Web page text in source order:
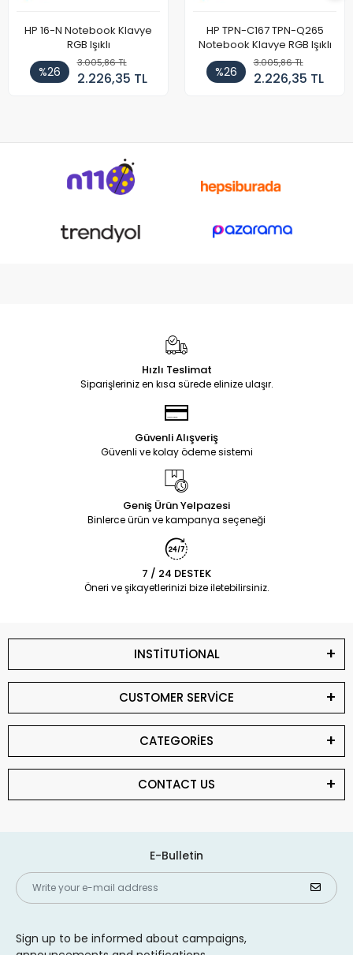
HP 16-N Notebook Klavye
RGB Işıklı
%26
3.005,86 TL
2.226,35 TL
HP TPN-C167 TPN-Q265
Notebook Klavye RGB Işıklı
%26
3.005,86 TL
2.226,35 TL
Hızlı Teslimat
Siparişleriniz en kısa sürede elinize ulaşır.
Güvenli Alışveriş
Güvenli ve kolay ödeme sistemi
Geniş Ürün Yelpazesi
Binlerce ürün ve kampanya seçeneği
7 / 24 DESTEK
Öneri ve şikayetlerinizi bize iletebilirsiniz.
INSTİTUTİONAL
CUSTOMER SERVİCE
CATEGORİES
CONTACT US
E-Bulletin
Sign up to be informed about campaigns,